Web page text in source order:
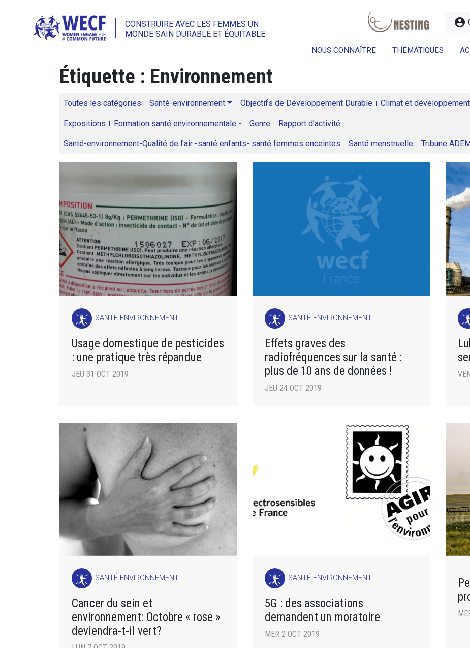
CONSTRUIRE AVEC LES FEMMES UN
MONDE SAIN DURABLE ET ÉQUITABLE
account_circle
NOUS CONNAÎTRE THÉMATIQUES
Étiquette : Environnement
Toutes les catégories Santé-environnement Objectifs de Développement Durable Climat et
Expositions Formation santé environnementale - Genre Rapport d'activité
Santé-environnement-Qualité de l'air -santé enfants- santé femmes enceintes Santé menstruelle Tribune
SANTÉ-ENVIRONNEMENT
Usage domestique de pesticides
: une pratique très répandue
JEU 31 OCT 2019
SANTÉ-ENVIRONNEMENT
Effets graves des
radiofréquences sur la santé :
plus de 10 ans de données !
JEU 24 OCT 2019
SANTÉ-ENVIRONNEMENT
Cancer du sein et
environnement: Octobre « rose »
deviendra-t-il vert?
SANTÉ-ENVIRONNEMENT
5G : des associations
demandent un moratoire
MER 2 OCT 2019